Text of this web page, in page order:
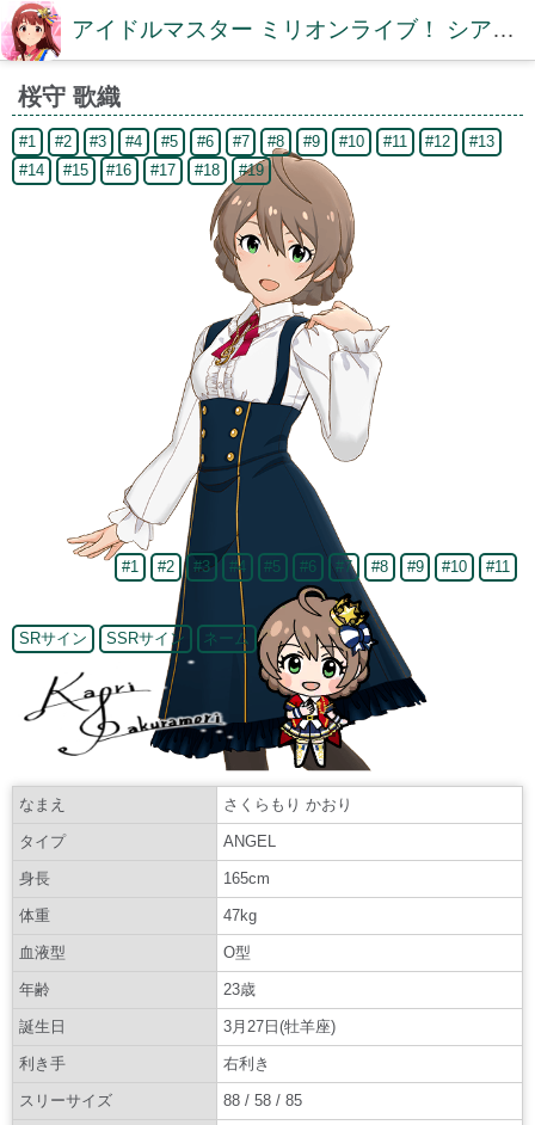
アイドルマスター ミリオンライブ！ シアターデイズDB【ミリシタDB】
桜守 歌織
#1 #2 #3 #4 #5 #6 #7 #8 #9 #10 #11 #12
#13
#14
#15 #16 #17 #18 #19
#1 #2 #3 #4 #5 #6 #7 #8 #9 #10 #11
SRサイン SSRサイン ネーム
なまえ さくらもり かおり
タイプ ANGEL
身長 165cm
体重 47kg
血液型 O型
年齢 23歳
誕生日 3月27日(牡羊座)
利き手 右利き
スリーサイズ 88 / 58 / 85